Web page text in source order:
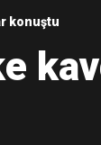
açıkladı
konuştu